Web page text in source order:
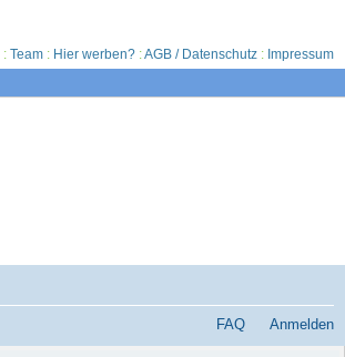
: Team : Hier werben? :AGB / Datenschutz : Impressum
FAQ Anmelden